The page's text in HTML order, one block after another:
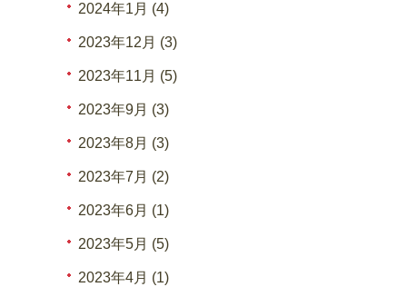
2024年1月 (4)
2023年12月 (3)
2023年11月 (5)
2023年9月 (3)
2023年8月 (3)
2023年7月 (2)
2023年6月 (1)
2023年5月 (5)
2023年4月 (1)